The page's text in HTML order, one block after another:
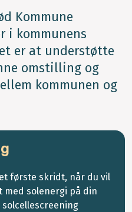
Kommune
i kommunens
er at understøtte
omstilling og
kommunen og
første skridt, når du vil
solenergi på din